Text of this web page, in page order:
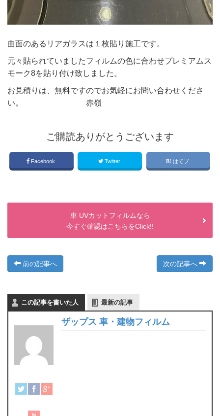
曲面のあるリアガラスは１枚貼り施工です。
元々貼られていましたフィルムの色に合わせプレミアムス
モーク8を貼り付け致しました。
お見積りは、無料ですのでお気軽にお問い合わせくださ
い。 赤嶺
ご購読ありがとうございます
Facebook Twitter はてブ
車 UVカットフィルムなら
今すぐ確認はこちらをClick!!
前の記事へ 次の記事へ
この記事を書いた人 最新の記事
ザップス 車・建物フィルム